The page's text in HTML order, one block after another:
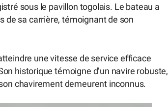
sous le pavillon togolais. Le bateau a
de sa carrière, témoignant de son
une vitesse de service efficace
historique témoigne d’un navire robuste,
chavirement demeurent inconnus.